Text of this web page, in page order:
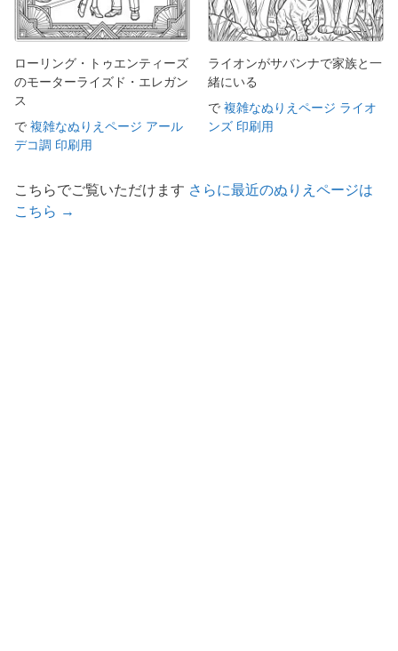
ローリング・トゥエンティーズ
のモーターライズド・エレガン
ス
で 複雑なぬりえページ アール
デコ調 印刷用
ライオンがサバンナで家族と一
緒にいる
で 複雑なぬりえページ ライオ
ンズ 印刷用
こちらでご覧いただけます さらに最近のぬりえページは
こちら →